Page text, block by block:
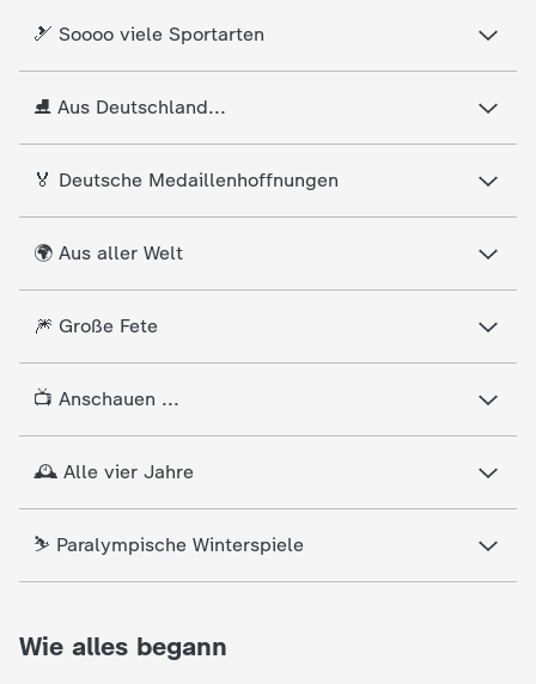
a
c
c
🎿 Soooo viele Sportarten
⛸️ Aus Deutschland...
🏅 Deutsche Medaillenhoffnungen
🌍 Aus aller Welt
🎆 Große Fete
📺 Anschauen ...
🕰️ Alle vier Jahre
⛷️ Paralympische Winterspiele
Wie alles begann